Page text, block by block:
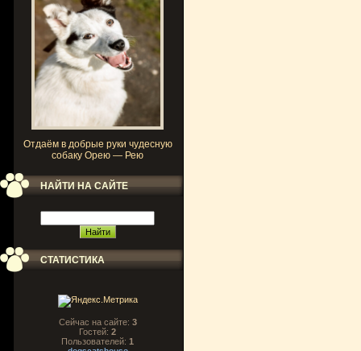
Отдаём в добрые руки чудесную
собаку Орею — Рею
НАЙТИ НА САЙТЕ
СТАТИСТИКА
Сейчас на сайте: 3
Гостей: 2
Пользователей: 1